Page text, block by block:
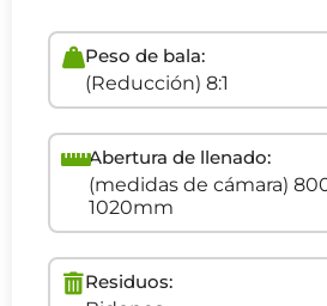
Peso de bala:
(Reducción) 8:1
Abertura de llenado:
(medidas de cámara)
1020mm
Residuos: